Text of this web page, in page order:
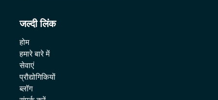
जल्दी लिंक
होम
हमारे बारे में
सेवाएं
प्रौद्योगिकियों
ब्लॉग